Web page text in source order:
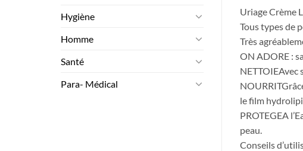
Hygiène
Homme
Santé
Para- Médical
Uriage Crème
Tous types de
Très
ON ADORE :
NETTOIEAvec
le film
PROTEGEA
peau.
Conseils